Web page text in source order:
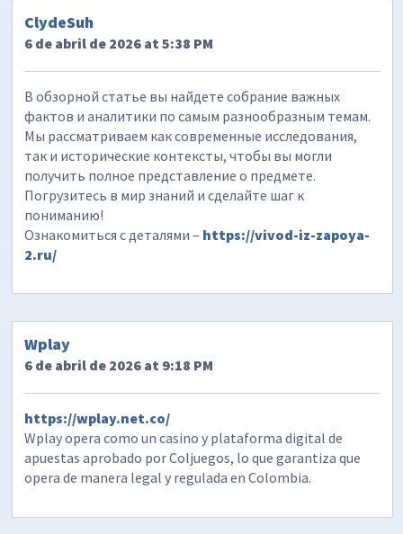
ClydeSuh
6 de abril de 2026 at 5:38 PM
В обзорной статье вы найдете собрание важных
фактов и аналитики по самым разнообразным темам.
Мы рассматриваем как современные исследования,
так и исторические контексты, чтобы вы могли
получить полное представление о предмете.
Погрузитесь в мир знаний и сделайте шаг к
пониманию!
Ознакомиться с деталями – https://vivod-iz-zapoya-
2.ru/
Wplay
6 de abril de 2026 at 9:18 PM
https://wplay.net.co/
Wplay opera como un casino y plataforma digital de
apuestas aprobado por Coljuegos, lo que garantiza que
opera de manera legal y regulada en Colombia.